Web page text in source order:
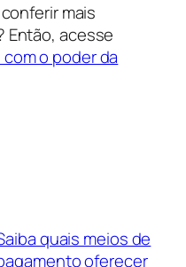
mais
Então, acesse
o poder da
quais meios de
oferecer